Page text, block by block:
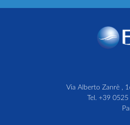
Via Alberto Zanrè ,
Tel. +39